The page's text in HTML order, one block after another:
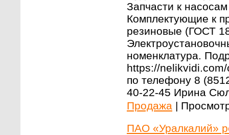
Запчасти к
Комплектующие к
резиновые (ГОСТ
номенклатура.
https://
по телефону 8
40-22-45 Ирина
Продажа |
ПАО «Уралкалий»